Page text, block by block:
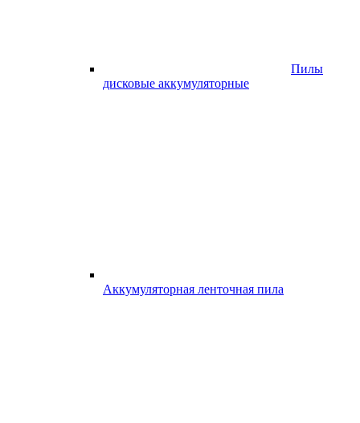
Пилы
дисковые аккумуляторные
Аккумуляторная ленточная пила